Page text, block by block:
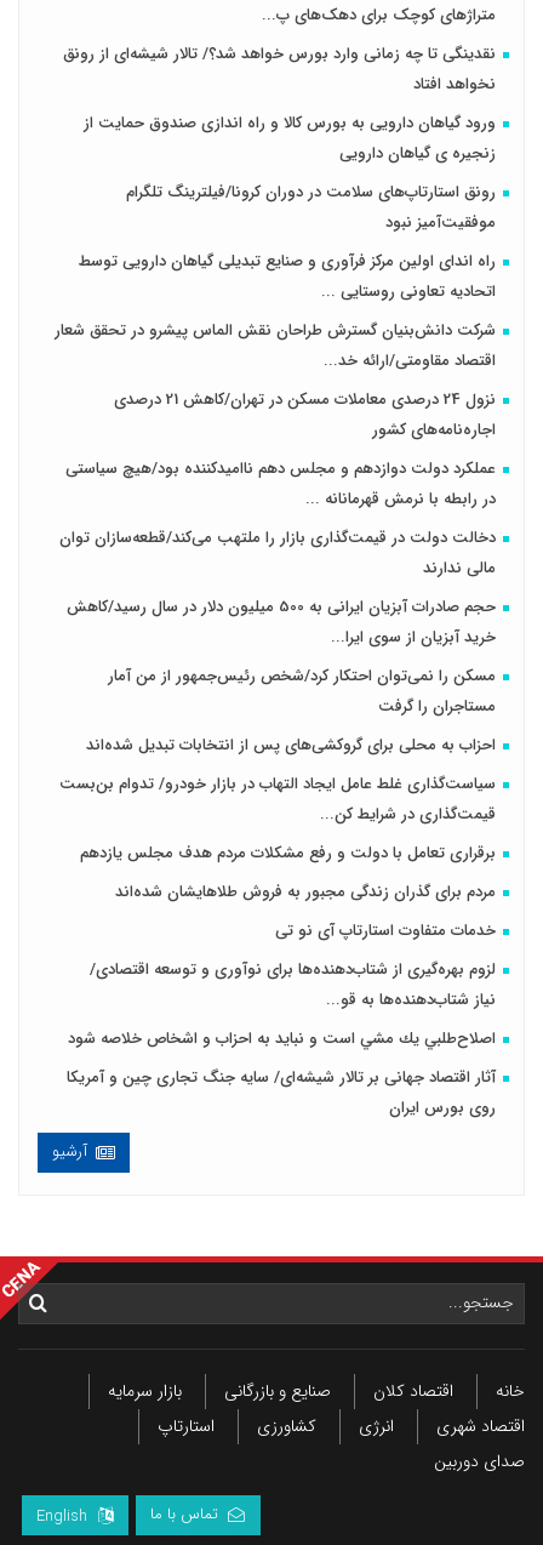
متراژهای کوچک برای دهک‌های پ...
نقدینگی تا چه زمانی وارد بورس خواهد شد؟/ تالار شیشه‌ای از رونق
نخواهد افتاد
ورود گیاهان دارویی به بورس کالا و راه اندازی صندوق حمایت از
زنجیره ی گیاهان دارویی
رونق استارتاپ‌های سلامت در دوران کرونا/فیلترینگ تلگرام
موفقیت‌آمیز نبود
راه اندای اولین مرکز فرآوری و صنایع تبدیلی گیاهان دارویی توسط
اتحادیه تعاونی روستایی ...
شرکت دانش‌بنیان گسترش طراحان‌‌ ‌نقش‌ الماس پیشرو در تحقق شعار
اقتصاد مقاومتی/ارائه خد...
نزول 24 درصدی معاملات مسکن در تهران/کاهش 21 درصدی
اجاره‌نامه‌های کشور
عملکرد دولت دوازدهم و مجلس دهم ناامیدکننده بود/هیچ سیاستی
در رابطه با نرمش قهرمانانه ...
دخالت دولت در قیمت‌گذاری بازار را ملتهب می‌کند/قطعه‌سازان توان
مالی ندارند
حجم صادرات آبزیان ایرانی به 500 میلیون دلار در سال رسید/کاهش
خرید آبزیان از سوی ایرا...
مسکن را نمی‌توان احتکار کرد/شخص رئیس‌جمهور از من آمار
مستاجران را گرفت
احزاب به محلی برای گروکشی‌های پس از انتخابات تبدیل شده‌اند
سیاست‌گذاری غلط عامل ایجاد التهاب در بازار خودرو/ تدوام بن‌بست
قیمت‌گذاری در شرایط کن...
برقراری تعامل با دولت و رفع مشکلات مردم هدف مجلس‌ یازدهم
مردم برای گذران زندگی مجبور به فروش طلاهایشان شده‌اند
خدمات متفاوت استارتاپ آی نو تی
لزوم بهره‌گیری از شتاب‌دهنده‌ها برای نوآوری و توسعه اقتصادی/
نیاز شتاب‌دهنده‌ها به قو...
اصلاح‌طلبي يك مشي است و نبايد به احزاب و اشخاص خلاصه شود
آثار اقتصاد جهانی بر تالار شیشه‌ای/ سایه جنگ تجاری چین و آمریکا
روی بورس ایران
آرشیو
خانه اقتصاد کلان صنایع و بازرگانی
بازار سرمایه
اقتصاد شهری
انرژی کشاورزی
استارتاپ
صدای دوربین
تماس با ما English